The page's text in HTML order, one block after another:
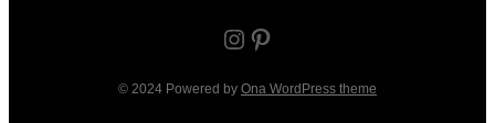
Instagram Pinterest
© 2024 Powered by Ona WordPress theme